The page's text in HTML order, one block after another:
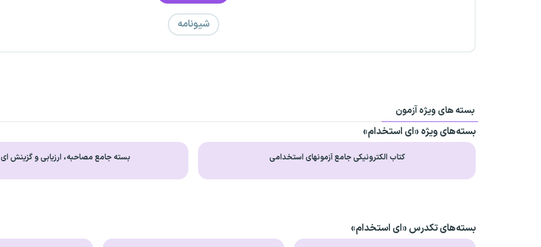
شیونامه
بسته های ویژه آزمون
بسته‌های ویژه «ای استخدام»
کتاب الکترونیکی جامع آزمونهای استخدامی بسته جامع مصاحبه، ارزیابی و گزینش
بسته‌های تکدرس «ای استخدام»